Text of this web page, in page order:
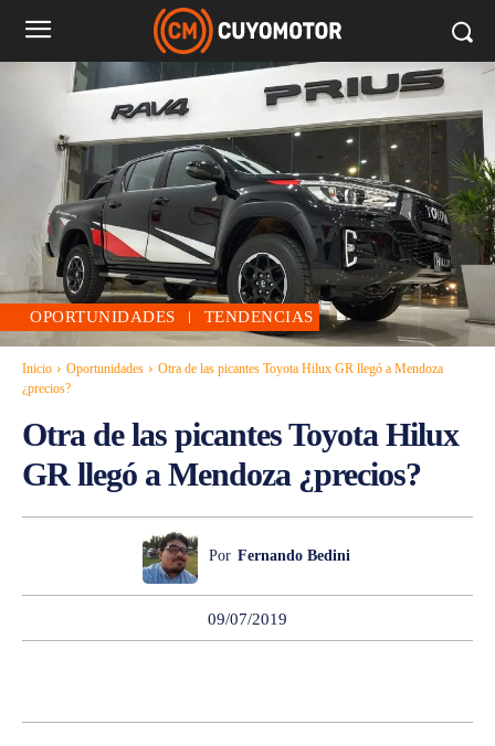
OPORTUNIDADES TENDENCIAS
Inicio Oportunidades
Otra de las picantes Toyota Hilux GR llegó a Mendoza
¿precios?
Otra de las picantes Toyota Hilux
GR llegó a Mendoza ¿precios?
Por Fernando Bedini
09/07/2019